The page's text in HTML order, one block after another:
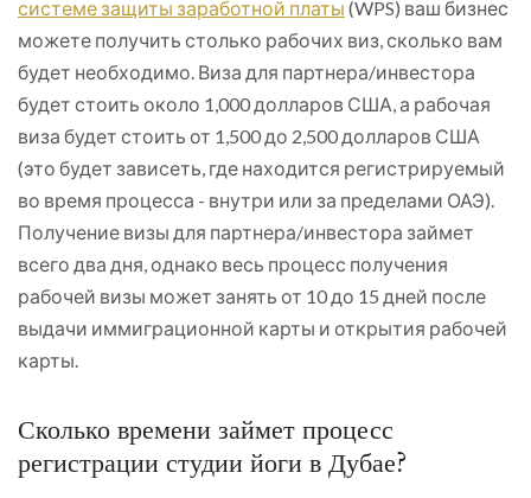
системе защиты заработной платы (WPS) ваш бизнес
можете получить столько рабочих виз, сколько вам
будет необходимо. Виза для партнера/инвестора
будет стоить около 1,000 долларов США, а рабочая
виза будет стоить от 1,500 до 2,500 долларов США
(это будет зависеть, где находится регистрируемый
во время процесса - внутри или за пределами ОАЭ).
Получение визы для партнера/инвестора займет
всего два дня, однако весь процесс получения
рабочей визы может занять от 10 до 15 дней после
выдачи иммиграционной карты и открытия рабочей
карты.
Сколько времени займет процесс
регистрации студии йоги в Дубае?